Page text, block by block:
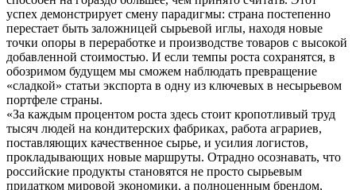
успех демонстрирует смену парадигмы: страна постепенно
перестает быть заложницей сырьевой иглы, находя новые
точки опоры в переработке и производстве товаров с высокой
добавленной стоимостью. И если темпы роста сохранятся, в
обозримом будущем мы сможем наблюдать превращение
«сладкой» статьи экспорта в одну из ключевых в несырьевом
портфеле страны.
«За каждым процентом роста здесь стоит кропотливый труд
тысяч людей на кондитерских фабриках, работа аграриев,
поставляющих качественное сырье, и усилия логистов,
прокладывающих новые маршруты. Отрадно осознавать, что
российские продукты становятся не просто сырьевым
придатком мировой экономики, а полноценным брендом,